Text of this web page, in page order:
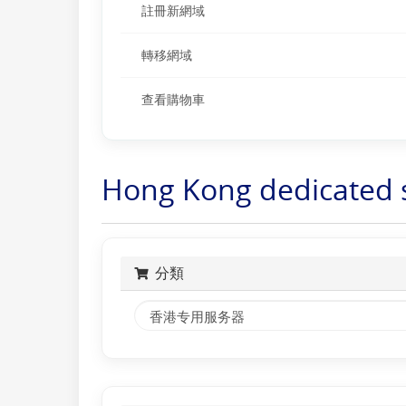
註冊新網域
轉移網域
查看購物車
Hong Kong dedicated
分類